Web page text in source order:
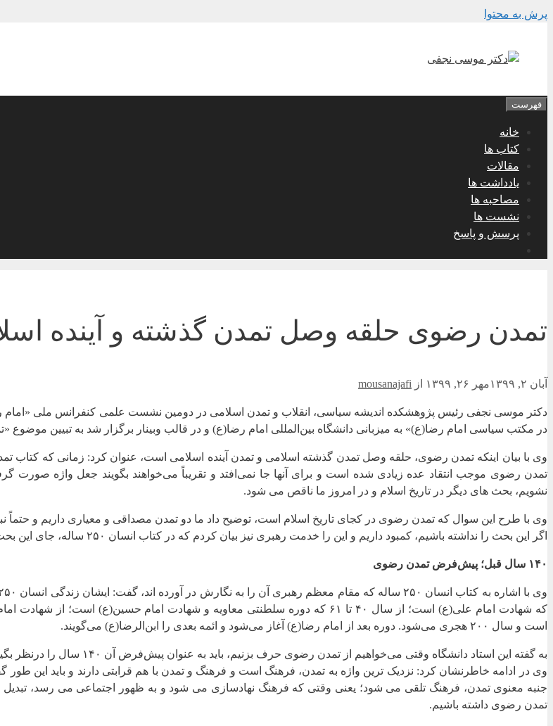
پرش به محتوا
فهرست
خانه
کتاب ها
مقالات
یادداشت ها
مصاحبه ها
نشست ها
پرسش و پاسخ
تمدن رضوی حلقه وصل تمدن گذشته و آینده
آبان ۲, ۱۳۹۹ مهر ۲۶, ۱۳۹۹ از mousanajafi
دکتر موسی نجفی رئیس پژوهشکده اندیشه سیاسی، انقلاب و تمدن اسلامی در دومین نشست علمی کنفرانس ملی «امام
در مکتب سیاسی امام رضا(ع)» به میزبانی دانشگاه بین‌المللی امام رضا(ع) و در قالب وبینار برگزار شد به تبیین
وی با بیان اینکه تمدن رضوی، حلقه وصل تمدن گذشته اسلامی و تمدن آینده اسلامی است، عنوان کرد: زمانی که کتاب
تمدن رضوی موجب انتقاد عده زیادی شده است و برای آنها جا نمی‌افتد و تقریباً می‌خواهند بگویند جعل واژه
نشویم، بحث ‌های دیگر در تاریخ اسلام و در امروز ما ناقص می‌ شود.
وی با طرح این سوال که تمدن رضوی در کجای تاریخ اسلام است، توضیح داد ما دو تمدن مصداقی و معیاری داریم و حتماً
اگر این بحث را نداشته باشیم، کمبود داریم و این را خدمت رهبری نیز بیان کردم که در کتاب انسان ۲۵۰ ساله، جای این بحث خالی است و باید تکمیل شود.
۱۴۰ سال قبل؛ پیش‌فرض تمدن رضوی
است و سال ۲۰۰ هجری می‌شود. دوره بعد از امام رضا(ع) آغاز می‌شود و ائمه بعدی را ابن‌الرضا(ع) می‌گویند.
به گفته این استاد دانشگاه وقتی می‌خواهیم از تمدن رضوی حرف بزنیم، باید به عنوان پیش‌فرض آن ۱۴۰ سال را درنظر بگیریم که بسیار مهم است.
وی در ادامه خاطرنشان کرد: نزدیک‌ ترین واژه به تمدن، فرهنگ است و فرهنگ و تمدن با هم قرابتی دارند و باید این
جنبه معنوی تمدن، فرهنگ تلقی می شود؛ یعنی وقتی که فرهنگ نهادسازی می شود و به ظهور اجتماعی می ‌رسد، تبدیل
تمدن رضوی داشته باشیم.